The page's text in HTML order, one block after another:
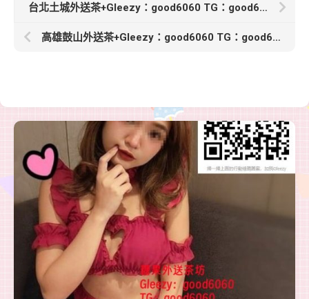
台北土城外送茶+Gleezy：good6060 TG：good6060【丹漫】165cm.46kg.Dcup.22歲
高雄鼓山外送茶+Gleezy：good6060 TG：good6060【北北】162cmC奶25歲悶騷幼教 小母狗只想玩刺激的